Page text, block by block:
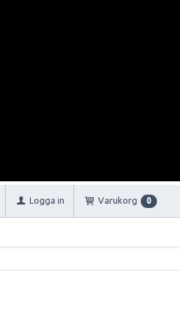
Logga in Varukorg 0